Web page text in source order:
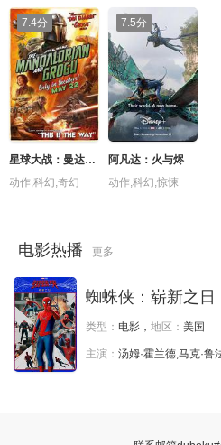
7.4分
星球大战：曼达洛人与古古
动作,科幻,奇幻
7.5分
阿凡达：火与烬
动作,科幻,惊悚
电影热播 更多
蜘蛛侠：崭新之日
类型： 电影， 地区： 美国
主演： 汤姆·霍兰德,马克·鲁